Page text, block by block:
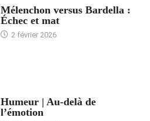
Mélenchon versus Bardella :
Échec et mat
2 février 2026
Humeur | Au-delà de
l’émotion